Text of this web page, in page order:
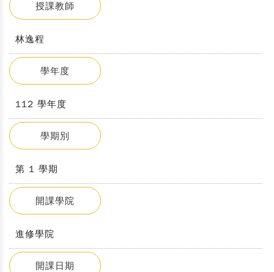
授課教師
林逸程
學年度
112 學年度
學期別
第 1 學期
開課學院
進修學院
開課日期